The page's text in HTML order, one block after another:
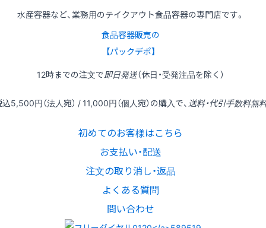
水産容器など、業務用のテイクアウト食品容器の専門店です。
食品容器販売の
【パックデポ】
12時までの注文で即日発送（休日・受発注品を除く）
込5,500円（法人宛） / 11,000円（個人宛）の購入で、 送料・代引手数料無
初めてのお客様はこちら
お支払い・配送
注文の取り消し・返品
よくある質問
問い合わせ